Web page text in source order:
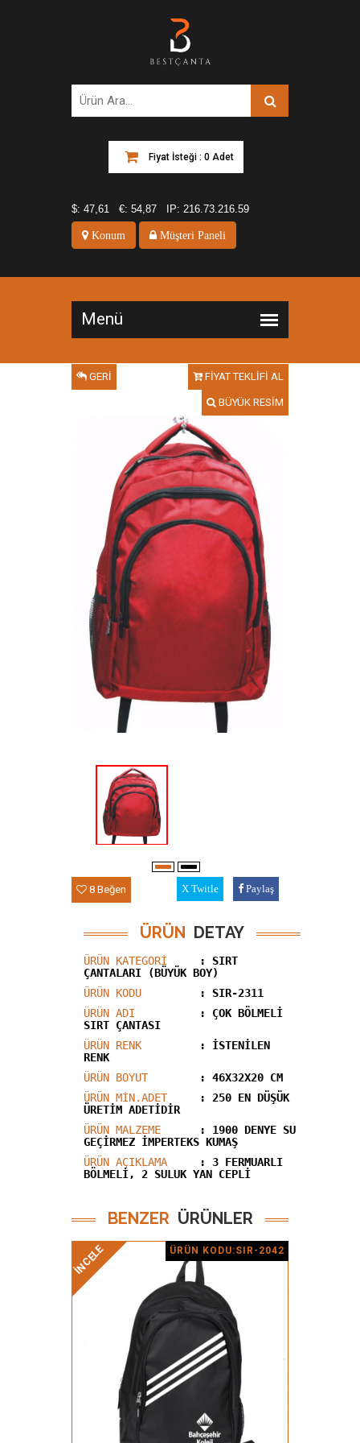
Fiyat İsteği : 0 Adet
$: 47,61 €: 54,87 IP: 216.73.216.59
Konum Müşteri Paneli
GERİ FİYAT TEKLİFİ AL
BÜYÜK RESİM
8 Beğen Paylaş
Twitle
ÜRÜN DETAY
ÜRÜN KATEGORİ
: SIRT
ÇANTALARI (BÜYÜK BOY)
ÜRÜN KODU
: SIR-2311
ÜRÜN ADI
: ÇOK BÖLMELİ
SIRT ÇANTASI
ÜRÜN RENK
: İSTENİLEN
RENK
ÜRÜN BOYUT
: 46X32X20 CM
ÜRÜN MİN.ADET
: 250 EN DÜŞÜK
ÜRETİM ADETİDİR
ÜRÜN MALZEME
: 1900 DENYE SU
GEÇİRMEZ İMPERTEKS KUMAŞ
ÜRÜN AÇIKLAMA
: 3 FERMUARLI
BÖLMELI, 2 SULUK YAN CEPLI
BENZER ÜRÜNLER
İNCELE ÜRÜN KODU:SIR-2042
Ürün Detay